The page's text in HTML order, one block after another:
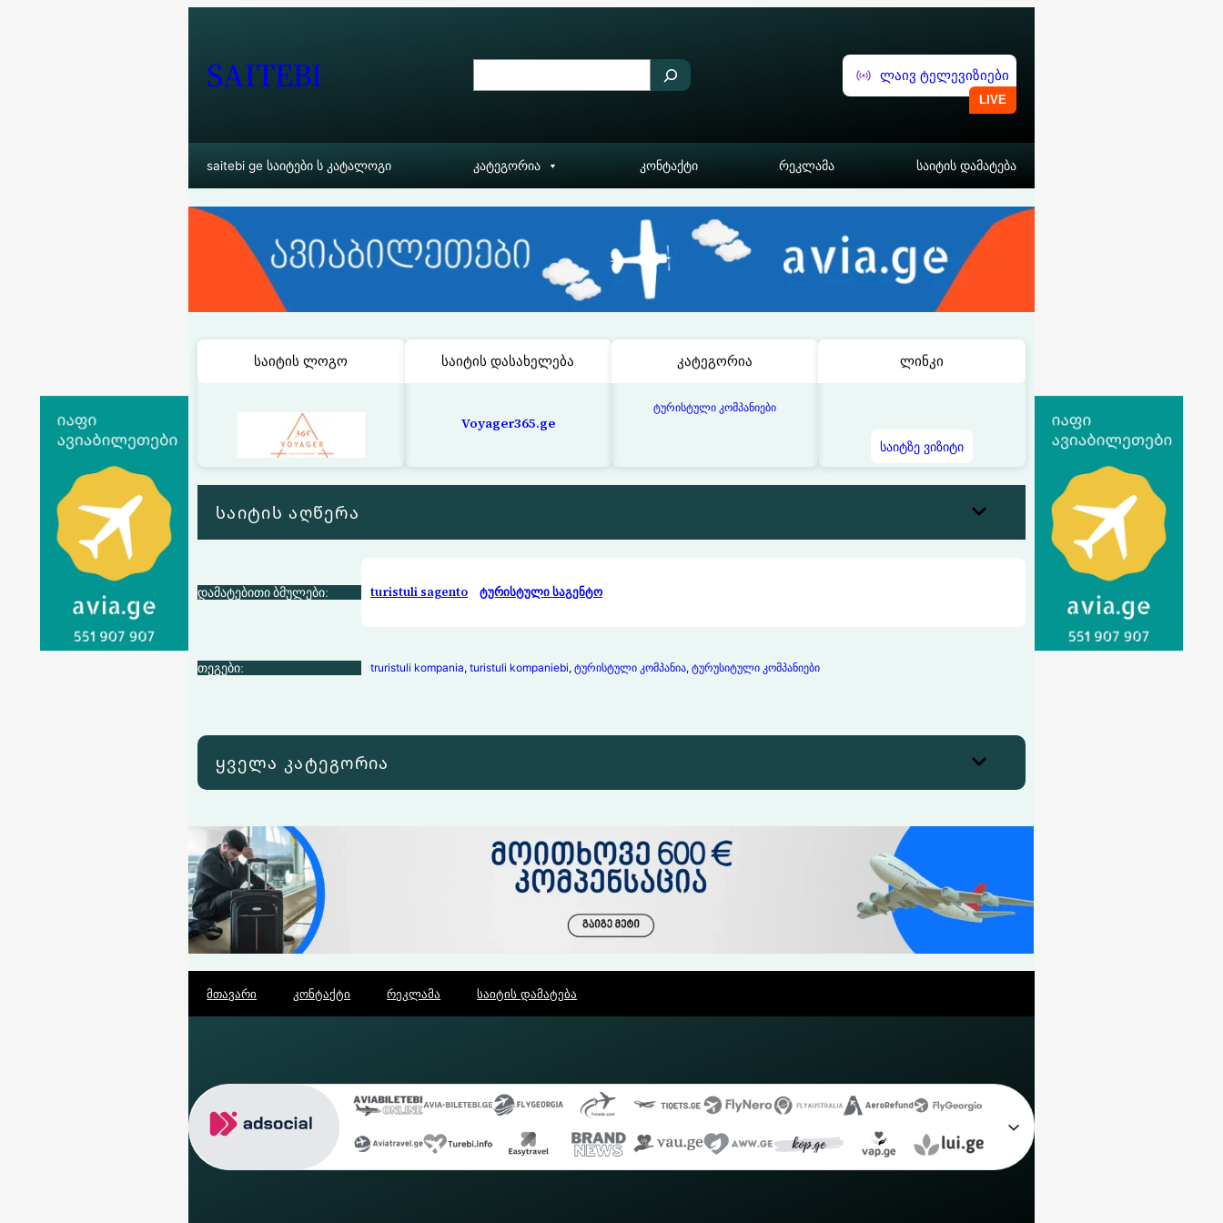
SAITEBI
e
r
c
ლაივ ტელევიზიები
saitebi ge საიტები ს კატალოგი კატეგორია კონტაქტი რეკლამა საიტის დამატება
საიტის ლოგო საიტის დასახელება
Voyager365.ge
კატეგორია
ტურისტული კომპანიები
ლინკი
საიტზე ვიზიტი
საიტის აღწერა
დამატებითი ბმულები: turistuli sagento ტურისტული საგენტო
თეგები: truristuli kompania, turistuli kompaniebi, ტურისტული კომპანია, ტურუსიტული კომპანიები
ყველა კატეგორია
მთავარი კონტაქტი რეკლამა საიტის დამატება